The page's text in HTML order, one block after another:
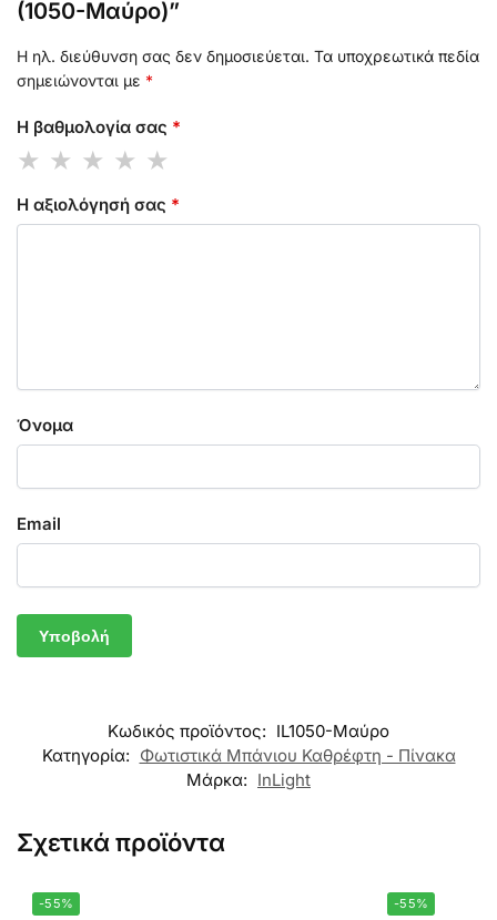
(1050-Μαύρο)”
Η ηλ. διεύθυνση σας δεν δημοσιεύεται. Τα υποχρεωτικά πεδία
σημειώνονται με *
Η βαθμολογία σας *
Η αξιολόγησή σας *
Όνομα
Email
Κωδικός προϊόντος: IL1050-Μαύρο
Κατηγορία: Φωτιστικά Μπάνιου Καθρέφτη - Πίνακα
Μάρκα: InLight
Σχετικά προϊόντα
-55% -55%